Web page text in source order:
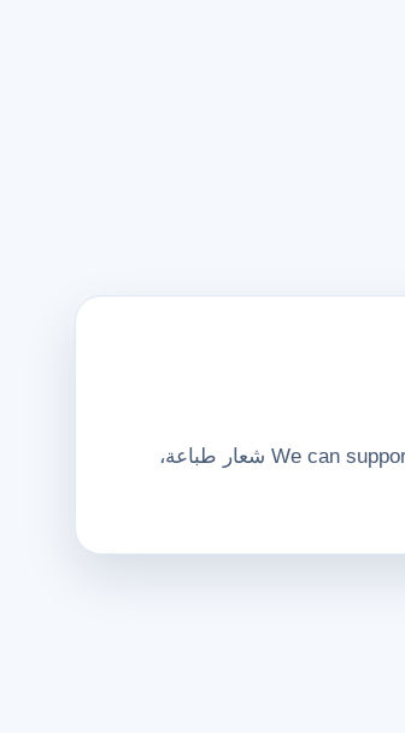
أورينت يونيفورمز FZE supplies هوديز وفليس لـ bulk orders in دبي، أبوظبي، الشارقة، عجمان، رأس الخيمة، الفجيرة وأم القيوين. We can support شعار طباعة،